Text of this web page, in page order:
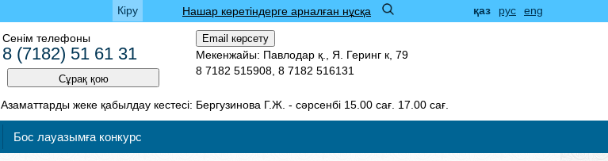
қаз рус eng
Нашар көретіндерге арналған нұсқа
Кіру
Сенім телефоны
8 (7182) 51 61 31
Сұрақ қою
Email көрсету
Мекенжайы: Павлодар қ., Я. Геринг к, 79
8 7182 515908, 8 7182 516131
Азаматтарды жеке қабылдау кестесі: Бергузинова Г.Ж. - сәрсенбі 15.00 сағ. 17.00 сағ.
Бос лауазымға конкурс